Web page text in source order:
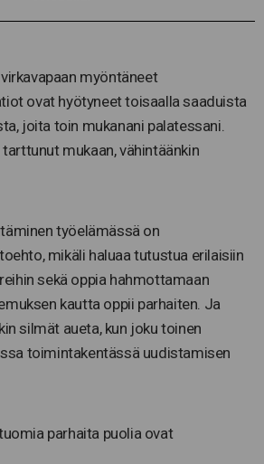
myöntäneet
ovat hyötyneet toisaalla saaduista
joita toin mukanani palatessani.
mukaan, vähintäänkin
työelämässä on
mikäli haluaa tutustua erilaisiin
sekä oppia hahmottamaan
kautta oppii parhaiten. Ja
silmät aueta, kun joku toinen
toimintakentässä uudistamisen
parhaita puolia ovat